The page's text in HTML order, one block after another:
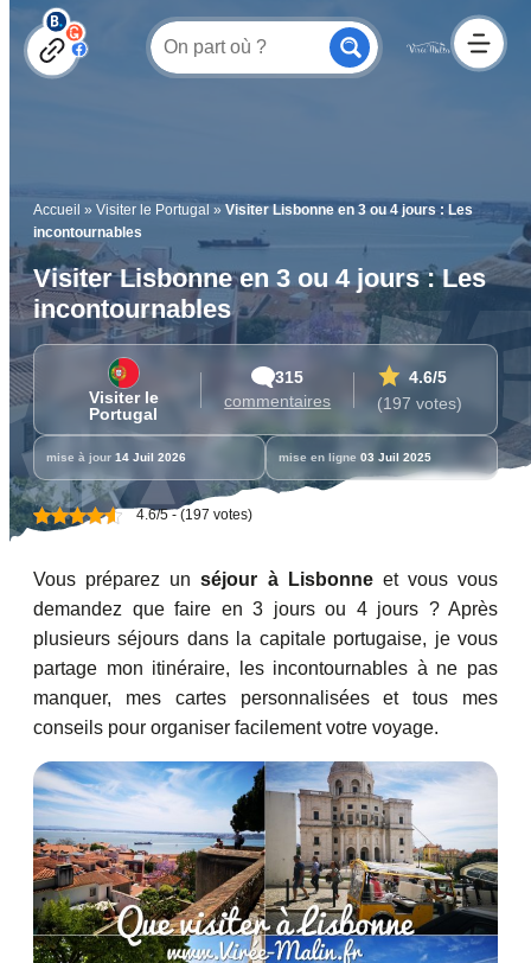
Accueil » Visiter le Portugal » Visiter Lisbonne en 3 ou 4 jours : Les
incontournables
Visiter Lisbonne en 3 ou 4 jours : Les
incontournables
Visiter le
Portugal
315
commentaires
4.6/5
(197 votes)
mise à jour 14 Juil 2026 mise en ligne 03 Juil 2025
4.6/5 - (197 votes)
Vous préparez unséjour à Lisbonneet vous vous
demandez que faire en 3 jours ou 4 jours ? Après
plusieurs séjours dans la capitale portugaise, je vous
partage mon itinéraire, les incontournables à ne pas
manquer, mes cartes personnalisées et tous mes
conseils pour organiser facilement votre voyage.